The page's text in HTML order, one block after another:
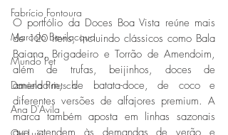
Fabrício Fontoura
Marcelo Bevilacqua
Mundo Pet
Daniela Prietsch
Ana D'Avila
O portfólio da Doces Boa Vista reúne mais
de 120 itens, incluindo clássicos como Bala
Baiana, Brigadeiro e Torrão de Amendoim,
além de trufas, beijinhos, doces de
amendoim, de batata-doce, de coco e
diferentes versões de alfajores premium. A
marca também aposta em linhas sazonais